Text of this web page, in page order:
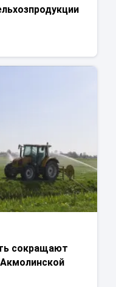
сокращают